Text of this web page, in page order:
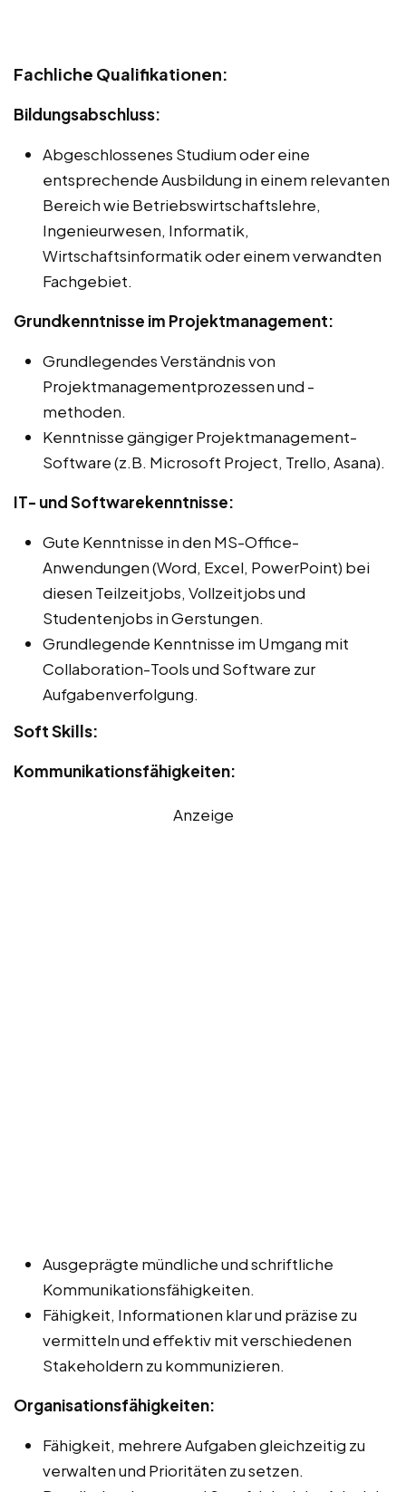
Fachliche Qualifikationen:
Bildungsabschluss:
Abgeschlossenes Studium oder eine
entsprechende Ausbildung in einem relevanten
Bereich wie Betriebswirtschaftslehre,
Ingenieurwesen, Informatik,
Wirtschaftsinformatik oder einem verwandten
Fachgebiet.
Grundkenntnisse im Projektmanagement:
Grundlegendes Verständnis von
Projektmanagementprozessen und -
methoden.
Kenntnisse gängiger Projektmanagement-
Software (z.B. Microsoft Project, Trello, Asana).
IT- und Softwarekenntnisse:
Gute Kenntnisse in den MS-Office-
Anwendungen (Word, Excel, PowerPoint) bei
diesen Teilzeitjobs, Vollzeitjobs und
Studentenjobs in Gerstungen.
Grundlegende Kenntnisse im Umgang mit
Collaboration-Tools und Software zur
Aufgabenverfolgung.
Soft Skills:
Kommunikationsfähigkeiten:
Anzeige
Ausgeprägte mündliche und schriftliche
Kommunikationsfähigkeiten.
Fähigkeit, Informationen klar und präzise zu
vermitteln und effektiv mit verschiedenen
Stakeholdern zu kommunizieren.
Organisationsfähigkeiten:
Fähigkeit, mehrere Aufgaben gleichzeitig zu
verwalten und Prioritäten zu setzen.